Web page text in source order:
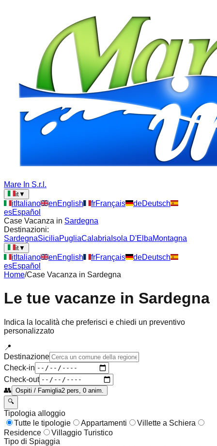
Mare In S.r.l.
it▼
itItaliano enEnglish frFrançais deDeutsch
esEspañol
Case Vacanza in Sardegna
Destinazioni:
SardegnaSiciliaPugliaCalabria Isola D'ElbaMontagna
it▼
itItaliano enEnglish frFrançais deDeutsch
esEspañol
Home/Case Vacanza in Sardegna
Le tue vacanze in Sardegna
Indica la località che preferisci e chiedi un preventivo
personalizzato
📍
Destinazione
Check-in
Check-out
👥 Ospiti / Famiglia2 pers, 0 anim.
🔍
Tipologia alloggio
Tutte le tipologie
Appartamenti
Villette a Schiera
Residence
Villaggio Turistico
Tipo di Spiaggia